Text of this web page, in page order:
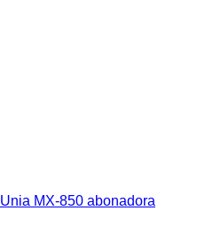
Unia MX-850 abonadora